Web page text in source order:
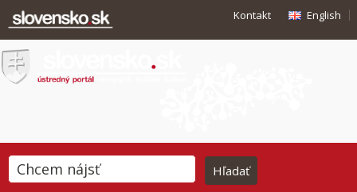
Kontakt English